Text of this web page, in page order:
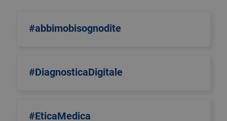
#abbimobisognodite
#DiagnosticaDigitale
#EticaMedica